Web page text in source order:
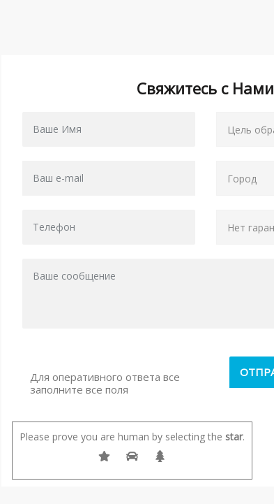
Свяжитесь с Нами
Для оперативного ответа все
заполните все поля
Please prove you are human by selecting the star.